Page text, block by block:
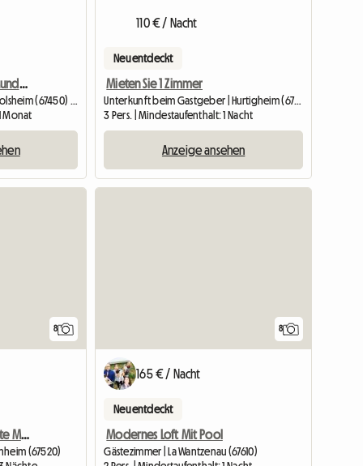
Wohngemeinschaft in Mundolsheim
Monat
110 € / Nacht
Neu entdeckt
Mieten Sie 1 Zimmer
Unterkunft beim Gastgeber | Hurtigheim (67117) | 12 M2
3 Pers. | Mindestaufenthalt: 1 Nacht
Anzeige ansehen
8
Standort Stellenangebote Marlenheim
(67520)
8
165 € / Nacht
Neu entdeckt
Modernes Loft Mit Pool
Gästezimmer | La Wantzenau (67610)